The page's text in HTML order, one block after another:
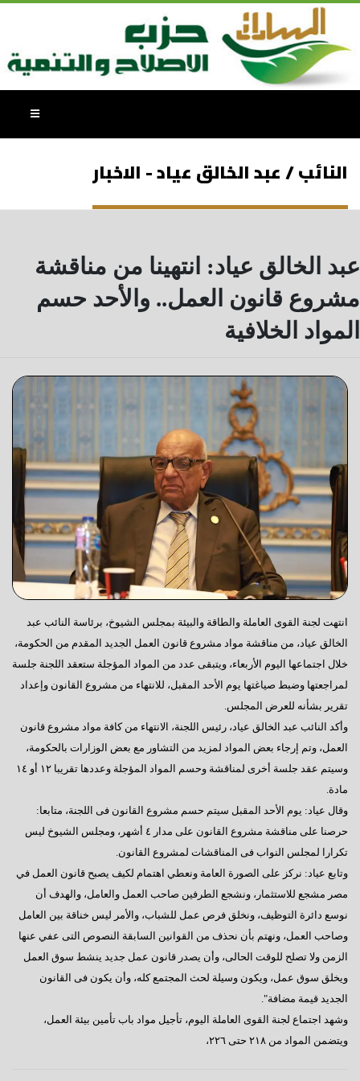
النائب / عبد الخالق عياد - الاخبار
عبد الخالق عياد: انتهينا من مناقشة
مشروع قانون العمل.. والأحد حسم
المواد الخلافية
انتهت لجنة القوى العاملة والطاقة والبيئة بمجلس الشيوخ، برئاسة النائب عبد
الخالق عياد، من مناقشة مواد مشروع قانون العمل الجديد المقدم من الحكومة،
خلال اجتماعها اليوم الأربعاء، ويتبقى عدد من المواد المؤجلة ستعقد اللجنة جلسة
لمراجعتها وضبط صياغتها يوم الأحد المقبل، للانتهاء من مشروع القانون وإعداد
تقرير بشأنه للعرض المجلس.
وأكد النائب عبد الخالق عياد، رئيس اللجنة، الانتهاء من كافة مواد مشروع قانون
العمل، وتم إرجاء بعض المواد لمزيد من التشاور مع بعض الوزارات بالحكومة،
وسيتم عقد جلسة أخرى لمناقشة وحسم المواد المؤجلة وعددها تقريبا ١٢ أو ١٤
مادة.
وقال عياد: يوم الأحد المقبل سيتم حسم مشروع القانون فى اللجنة، متابعا:
حرصنا على مناقشة مشروع القانون على مدار ٤ أشهر، ومجلس الشيوخ ليس
تكرارا لمجلس النواب فى المناقشات لمشروع القانون.
وتابع عياد: نركز على الصورة العامة ونعطي اهتمام لكيف يصبح قانون العمل في
مصر مشجع للاستثمار، ونشجع الطرفين صاحب العمل والعامل، والهدف أن
نوسع دائرة التوظيف، ونخلق فرص عمل للشباب، والأمر ليس خناقة بين العامل
وصاحب العمل، ونهتم بأن نحذف من القوانين السابقة النصوص التى عفي عنها
الزمن ولا تصلح للوقت الحالى، وأن يصدر قانون عمل جديد ينشط سوق العمل
ويخلق سوق عمل، ويكون وسيلة لحث المجتمع كله، وأن يكون فى القانون
الجديد قيمة مضافة".
وشهد اجتماع لجنة القوى العاملة اليوم، تأجيل مواد باب تأمين بيئة العمل،
ويتضمن المواد من ٢١٨ حتى ٢٢٦،